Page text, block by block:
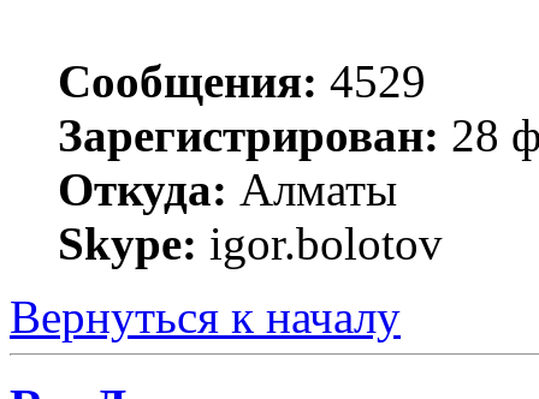
Сообщения: 4529
Зарегистрирован: 28
Откуда: Алматы
Skype: igor.bolotov
Вернуться к началу